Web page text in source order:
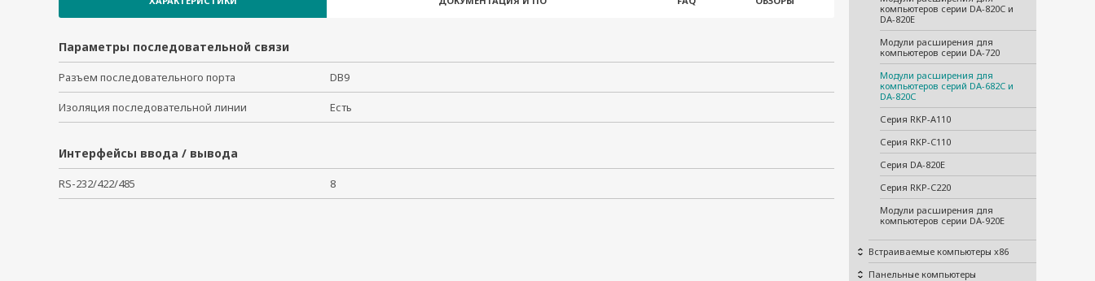
компьютеров серии DA-820C и
DA-820E
Модули расширения для
компьютеров серии DA-720
Модули расширения для
компьютеров серий DA-682C и
DA-820С
Серия RKP-A110
Серия RKP-C110
Серия DA-820E
Серия RKP-C220
Модули расширения для
компьютеров серии DA-920E
Встраиваемые компьютеры x86
Панельные компьютеры
Параметры последовательной связи
Разъем последовательного порта DB9
Изоляция последовательной линии Есть
Интерфейсы ввода / вывода
RS-232/422/485 8